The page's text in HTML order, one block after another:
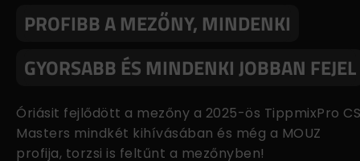
PROFIBB A MEZŐNY, MINDENKI
GYORSABB ÉS MINDENKI JOBBAN FEJEL
Óriásit fejlődött a mezőny a 2025-ös TippmixPro
Masters mindkét kihívásában és még a MOUZ
profija, torzsi is feltűnt a mezőnyben!